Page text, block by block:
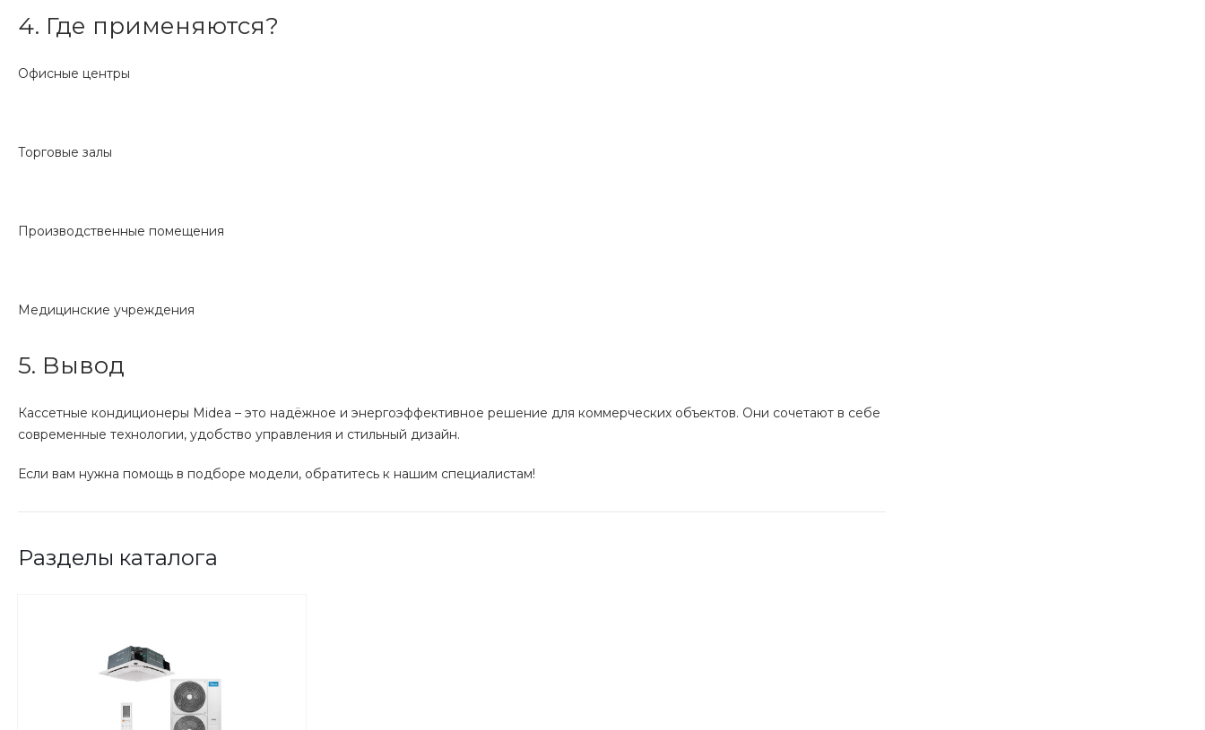
4. Где применяются?
Офисные центры
Торговые залы
Производственные помещения
Медицинские учреждения
5. Вывод
Кассетные кондиционеры Midea – это надёжное и энергоэффективное решение для коммерческих объектов. Они сочетают в себе
современные технологии, удобство управления и стильный дизайн.
Если вам нужна помощь в подборе модели, обратитесь к нашим специалистам!
Разделы каталога